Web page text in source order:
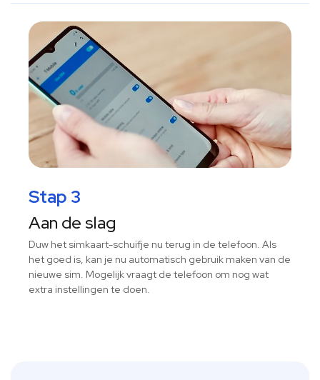
Stap 3
Aan de slag
Duw het simkaart-schuifje nu terug in de telefoon. Als
het goed is, kan je nu automatisch gebruik maken van de
nieuwe sim. Mogelijk vraagt de telefoon om nog wat
extra instellingen te doen.